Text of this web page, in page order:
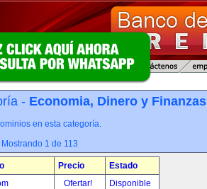
- Economia, Dinero y Finanzas
en esta categoría.
Mostrando 1 de 113
Precio
Estado
Ofertar!
Disponible